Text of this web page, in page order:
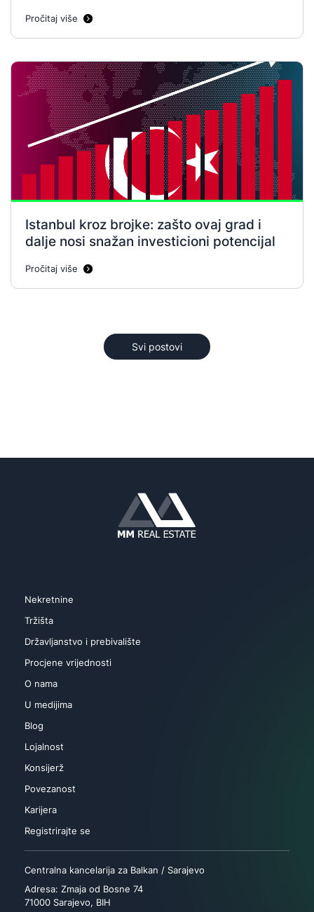
Pročitaj više
Istanbul kroz brojke: zašto ovaj grad i
dalje nosi snažan investicioni potencijal
Pročitaj više
Svi postovi
Nekretnine
Tržišta
Državljanstvo i prebivalište
Procjene vrijednosti
O nama
U medijima
Blog
Lojalnost
Konsijerž
Povezanost
Karijera
Registrirajte se
Centralna kancelarija za Balkan / Sarajevo
Adresa: Zmaja od Bosne 74
71000 Sarajevo, BIH